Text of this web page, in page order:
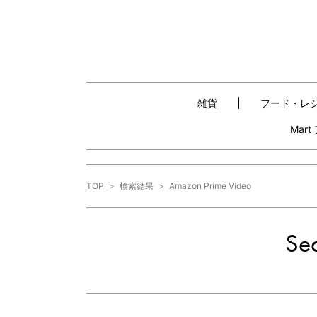
雑貨 フード・レ
Mart
TOP 検索結果 Amazon Prime Video